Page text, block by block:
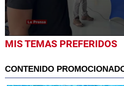
0
seconds
seconds
MIS TEMAS PREFERIDOS